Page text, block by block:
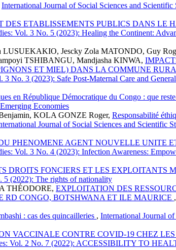
International Journal of Social Sciences and
ETABLISSEMENTS PUBLICS DANS LE
Vol. 3 No. 5 (2023): Healing the Continent:
LUSUEKAKIO, Jescky Zola MATONDO, Guy
TSHIBANGU, Mandjasha KINWA,
ET MIEL) DANS LA COMMUNE
No. 3 (2023): Safe Post-Maternal Care and
en République Démocratique du Congo : que
Economies
KOLA GONZE Roger, Responsabilité
Journal of Social Sciences and Scientific
PHENOMENE AGENT NOUVELLE UNITE
Vol. 3 No. 4 (2023): Infection Awareness:
DROITS FONCIERS ET LES EXPLOITANTS
5 (2022): The rights of nationality
THÉODORE, EXPLOITATION DES
RD CONGO, BOTSHWANA ET ILE MAURICE ,
: cas des quincailleries , International Journal of
VACCINALE CONTRE COVID-19 CHEZ
Vol. 2 No. 7 (2022): ACCESSIBILITY TO